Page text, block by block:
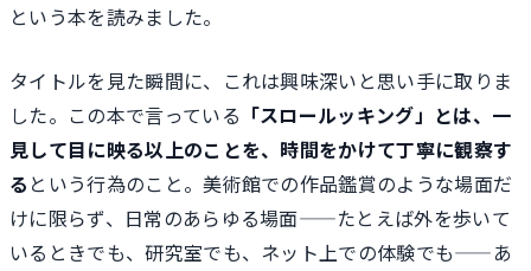
という本を読みました。
タイトルを見た瞬間に、これは興味深いと思い手に取りま
した。この本で言っている 「スロールッキング」とは、一
見して目に映る以上のことを、時間をかけて丁寧に観察す
る という行為のこと。美術館での作品鑑賞のような場面だ
けに限らず、日常のあらゆる場面——たとえば外を歩いて
いるときでも、研究室でも、ネット上での体験でも——あ